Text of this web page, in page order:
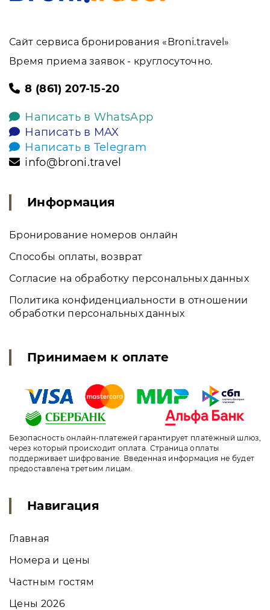
Сайт сервиса бронирования «Broni.travel»
Время приема заявок - круглосуточно.
8 (861) 207-15-20
Написать в WhatsApp
Написать в MAX
Написать в Telegram
info@broni.travel
Информация
Бронирование номеров онлайн
Способы оплаты, возврат
Согласие на обработку персональных данных
Политика конфиденциальности в отношении
обработки персональных данных
Принимаем к оплате
Безопасность онлайн-платежей гарантирует платёжный шлюз,
через который происходит оплата. Страница оплаты
поддерживает шифрование. Введенная информация не будет
предоставлена третьим лицам.
Навигация
Главная
Номера и цены
Частным гостям
Цены 2026